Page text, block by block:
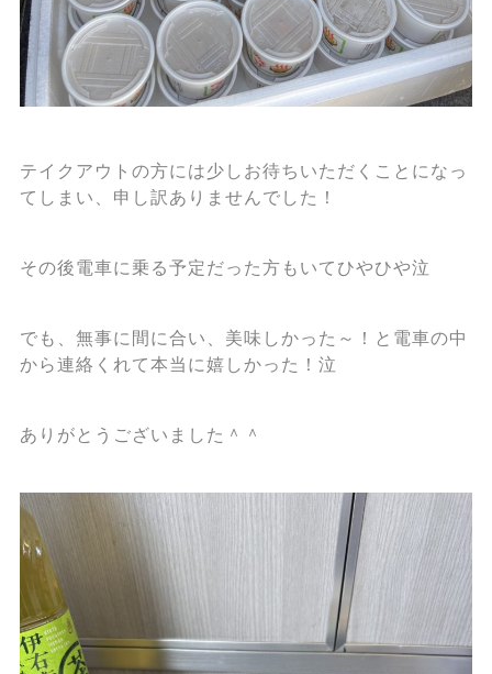
テイクアウトの方には少しお待ちいただくことになっ
てしまい、申し訳ありませんでした！
その後電車に乗る予定だった方もいてひやひや泣
でも、無事に間に合い、美味しかった～！と電車の中
から連絡くれて本当に嬉しかった！泣
ありがとうございました＾＾